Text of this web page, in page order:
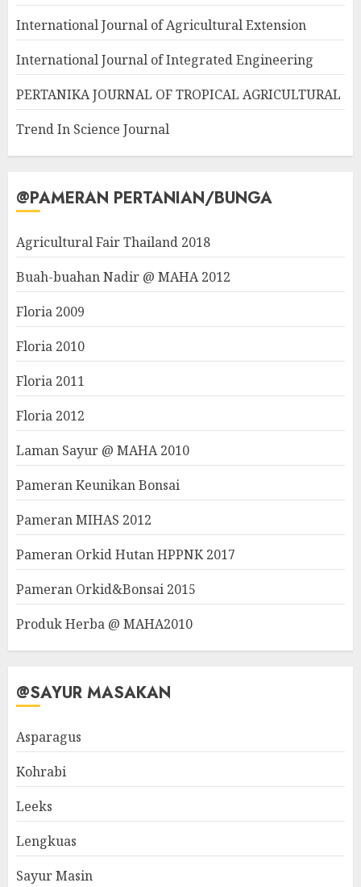
International Journal of Agricultural Extension
International Journal of Integrated Engineering
PERTANIKA JOURNAL OF TROPICAL AGRICULTURAL
Trend In Science Journal
@PAMERAN PERTANIAN/BUNGA
Agricultural Fair Thailand 2018
Buah-buahan Nadir @ MAHA 2012
Floria 2009
Floria 2010
Floria 2011
Floria 2012
Laman Sayur @ MAHA 2010
Pameran Keunikan Bonsai
Pameran MIHAS 2012
Pameran Orkid Hutan HPPNK 2017
Pameran Orkid&Bonsai 2015
Produk Herba @ MAHA2010
@SAYUR MASAKAN
Asparagus
Kohrabi
Leeks
Lengkuas
Sayur Masin